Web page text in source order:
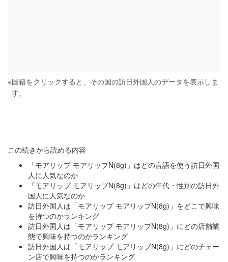
※国籍をクリックすると、その国の訪日外国人のデータを表示しま
す。
この続きから読める内容
「モアリップ モアリップN(8g)」はどの言語を使う訪日外国
人に人気なのか
「モアリップ モアリップN(8g)」はどの年代・性別の訪日外
国人に人気なのか
訪日外国人は「モアリップ モアリップN(8g)」をどこで興味
を持つのかランキング
訪日外国人は「モアリップ モアリップN(8g)」にどの店舗業
態で興味を持つのかランキング
訪日外国人は「モアリップ モアリップN(8g)」にどのチェー
ン店で興味を持つのかランキング